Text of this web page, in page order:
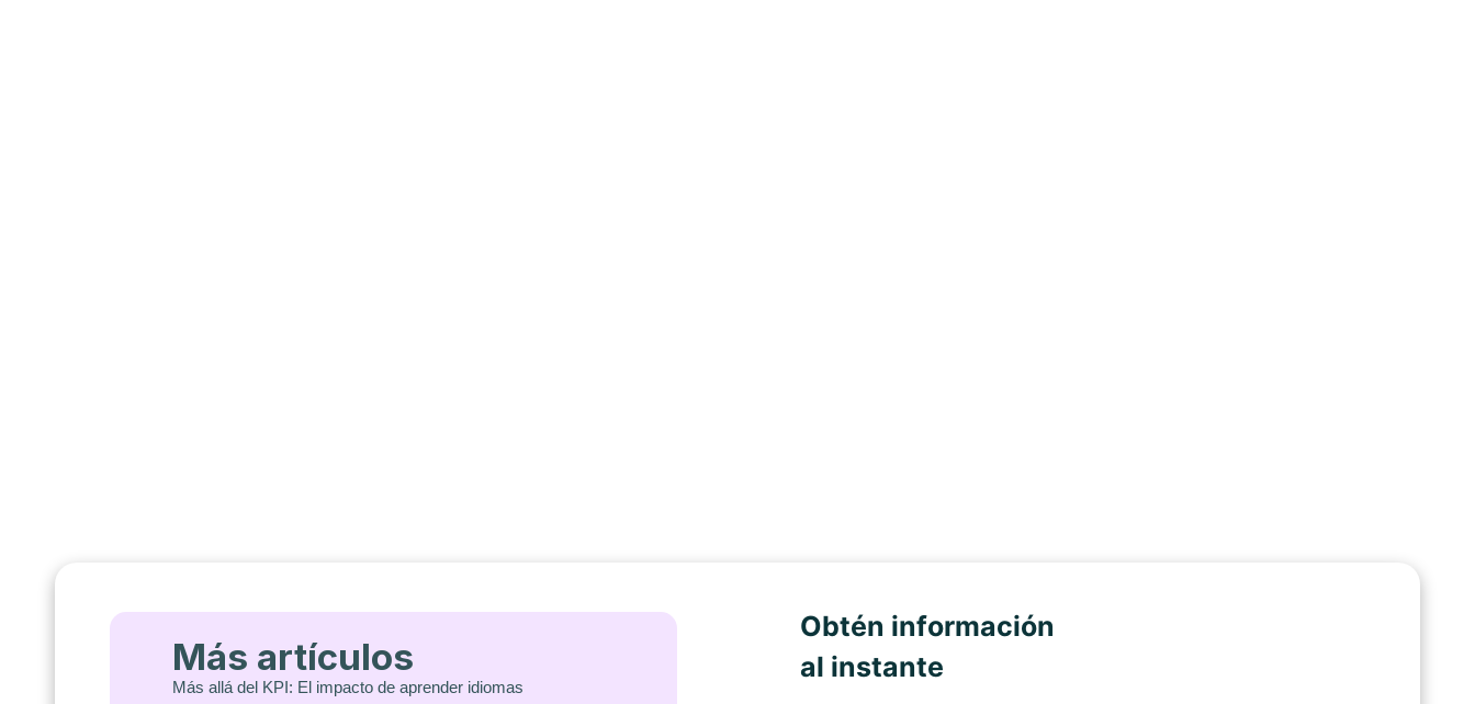
Más artículos
Más allá del KPI: El impacto de aprender idiomas
Obtén información
al instante